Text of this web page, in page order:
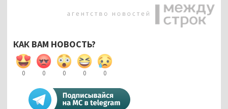
КАК ВАМ НОВОСТЬ?
0 0 0 0 0